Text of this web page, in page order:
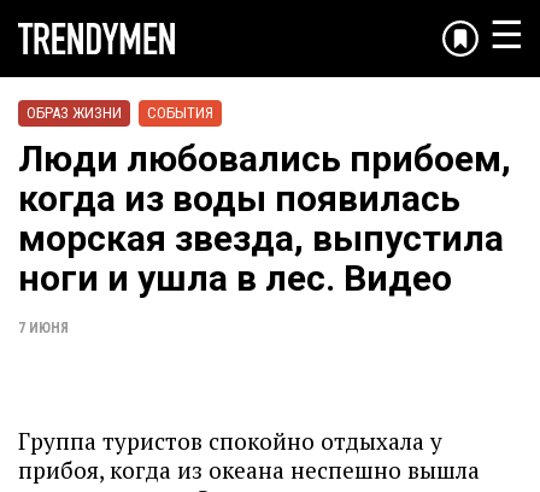
☰
ОБРАЗ ЖИЗНИ СОБЫТИЯ
Люди любовались прибоем,
когда из воды появилась
морская звезда, выпустила
ноги и ушла в лес. Видео
7 ИЮНЯ
Группа туристов спокойно отдыхала у
прибоя, когда из океана неспешно вышла